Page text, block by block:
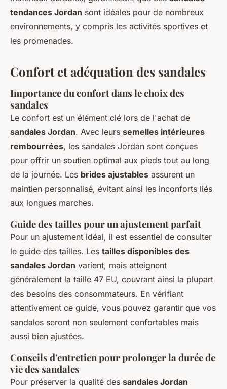
tendances Jordan sont idéales pour de nombreux
environnements, y compris les activités sportives et
les promenades.
Confort et adéquation des sandales
Importance du confort dans le choix des
sandales
Le confort est un élément clé lors de l'achat de
sandales Jordan. Avec leurs semelles intérieures
rembourrées, les sandales Jordan sont conçues
pour offrir un soutien optimal aux pieds tout au long
de la journée. Les brides ajustables assurent un
maintien personnalisé, évitant ainsi les inconforts liés
aux longues marches.
Guide des tailles pour un ajustement parfait
Pour un ajustement idéal, il est essentiel de consulter
le guide des tailles. Les tailles disponibles des
sandales Jordan varient, mais atteignent
généralement la taille 47 EU, couvrant ainsi la plupart
des besoins des consommateurs. En vérifiant
attentivement ce guide, vous pouvez garantir que vos
sandales seront non seulement confortables mais
aussi bien ajustées.
Conseils d'entretien pour prolonger la durée de
vie des sandales
Pour préserver la qualité des sandales Jordan